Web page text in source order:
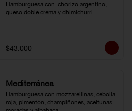
Hamburguesa con  chorizo argentino,
queso doble crema y chimichurri
$43.000
Mediterránea
Hamburguesa con mozzarellinas, cebolla
roja, pimentón, champiñones, aceitunas